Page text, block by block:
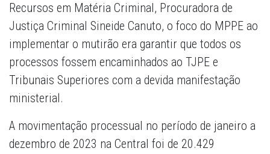
Recursos em Matéria Criminal, Procuradora de
Justiça Criminal Sineide Canuto, o foco do MPPE ao
implementar o mutirão era garantir que todos os
processos fossem encaminhados ao TJPE e
Tribunais Superiores com a devida manifestação
ministerial.
A movimentação processual no período de janeiro a
dezembro de 2023 na Central foi de 20.429